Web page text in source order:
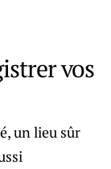
vos
un lieu sûr